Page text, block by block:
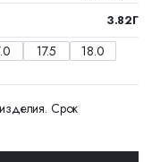
3.82Г
17.5
18.0
Срок